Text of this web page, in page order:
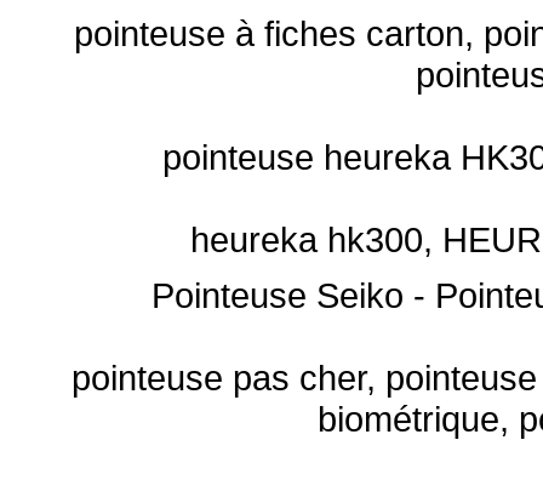
pointeuse à fiches carton,
pointeuse heureka
heureka hk300,
Pointeuse Seiko -
pointeuse pas cher,
biométrique,